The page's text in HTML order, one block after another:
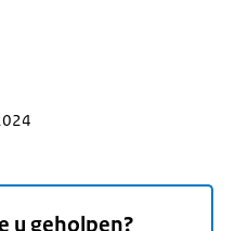
u geholpen?